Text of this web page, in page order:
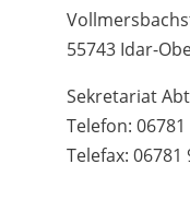
55743 Idar-
Sekretariat
Telefon: 06781
Telefax: 06781